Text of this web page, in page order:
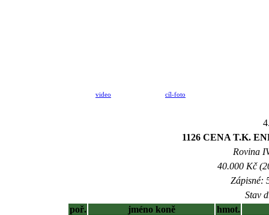
video cíl-foto
1126 CENA T.K.
Rovina
40.000 Kč
Zápisné:
Stav
poř.
jméno koně
hmot.